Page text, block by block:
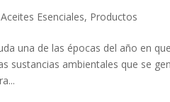
Aceites Esenciales, Productos
una de las épocas del año en
sustancias ambientales que se